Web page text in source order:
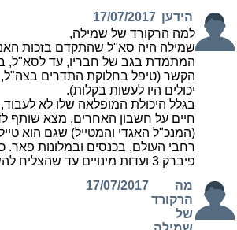
הידען 17/07/2017
למה הרקורד של שמילה,
שמילה היה סא"ל שהתקדם בזכות
המתמדת בגב של חבריו, עד לסא"ל,
הקשר (טיפל בחלוקת התדרים בצה"ל,
יכולים היו לעשות בקלות).
בגלל היכולת המופלאה שלו לא
חיים על חשבון האחרים, מצא שותף
(המנכ"ל האגדי והמטייל) שגם הוא
רחבי העולם, בכנסים ובמלונות פאר.
פיברק 3 ועדות מינויים עד שהצליח להשתיל אותו במשרד התקשורת
מה
הרקורד
של
17/07/2017